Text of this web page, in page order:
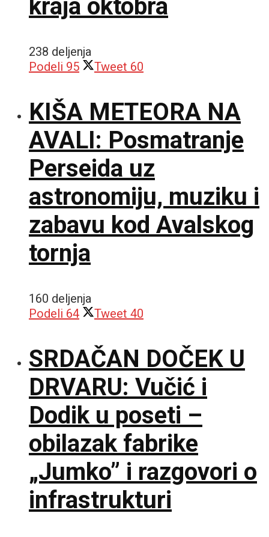
kraja oktobra
238 deljenja
Podeli 95 Tweet 60
KIŠA METEORA NA
AVALI: Posmatranje
Perseida uz
astronomiju, muziku i
zabavu kod Avalskog
tornja
160 deljenja
Podeli 64 Tweet 40
SRDAČAN DOČEK U
DRVARU: Vučić i
Dodik u poseti –
obilazak fabrike
„Jumko” i razgovori o
infrastrukturi